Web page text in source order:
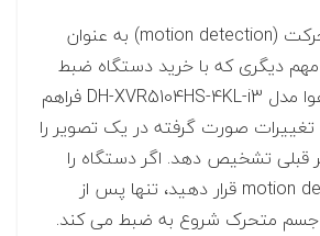
قابلیت تشخیص حرکت (motion detection) به عنوان
دیگری که با خرید دستگاه ضبط
کننده ویدئویی داهوا مدل DH-XVR5104HS-4KL-i3 فراهم
صورت گرفته در یک تصویر را
قبلی تشخیص دهد. اگر دستگاه را
روی حالت motion detection قرار دهید، تنها پس از
متحرک شروع به ضبط می کند.